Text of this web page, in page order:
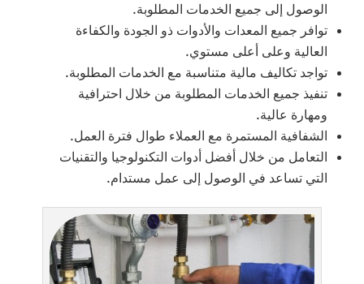
الوصول إلى جميع الخدمات المطلوبة.
توافر جميع المعدات والأدوات ذو الجودة والكفاءة
العالية وعلى أعلى مستوي.
تواجد تكاليف مالية متناسبة مع الخدمات المطلوبة.
تنفيذ جميع الخدمات المطلوبة من خلال احترافية
ومهارة عالية.
الشفافية المستمرة مع العملاء طوال فترة العمل.
التعامل من خلال أفضل أدوات التكنولوجيا والتقنيات
التي تساعد في الوصول إلى عمل مستدام.